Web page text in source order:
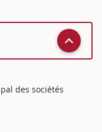
des sociétés